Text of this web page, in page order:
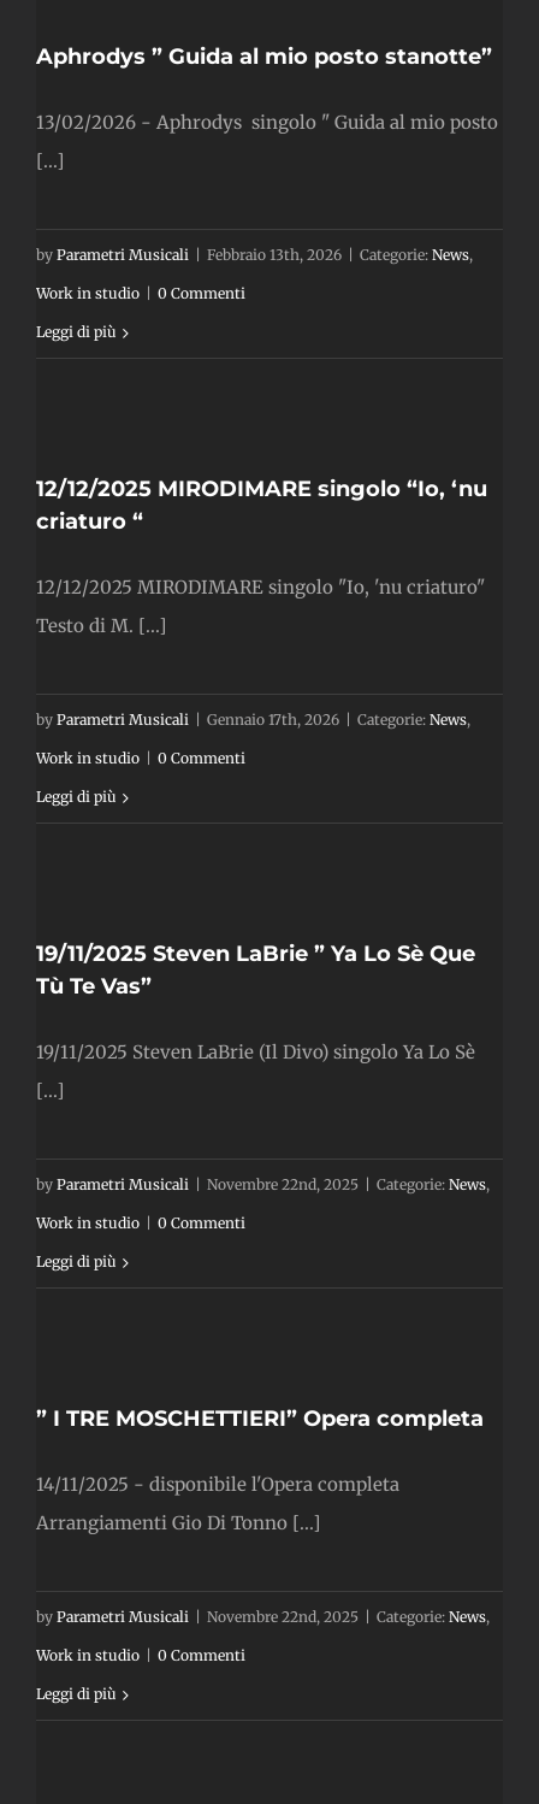
Aphrodys ” Guida al mio posto stanotte”
13/02/2026 - Aphrodys singolo " Guida al mio posto
[...]
by Parametri Musicali Febbraio 13th, 2026 Categorie: News,
Work in studio 0 Commenti
Leggi di più
12/12/2025 MIRODIMARE singolo “Io, ‘nu
criaturo “
12/12/2025 MIRODIMARE singolo "Io, 'nu criaturo"
Testo di M. [...]
by Parametri Musicali Gennaio 17th, 2026 Categorie: News,
Work in studio 0 Commenti
Leggi di più
19/11/2025 Steven LaBrie ” Ya Lo Sè Que
Tù Te Vas”
19/11/2025 Steven LaBrie (Il Divo) singolo Ya Lo Sè
[...]
by Parametri Musicali Novembre 22nd, 2025 Categorie: News,
Work in studio 0 Commenti
Leggi di più
” I TRE MOSCHETTIERI” Opera completa
14/11/2025 - disponibile l'Opera completa
Arrangiamenti Gio Di Tonno [...]
by Parametri Musicali Novembre 22nd, 2025 Categorie: News,
Work in studio 0 Commenti
Leggi di più